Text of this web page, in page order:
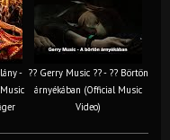
- ?? Gerry Music ?? - ?? Börtön
árnyékában (Official Music
Video)